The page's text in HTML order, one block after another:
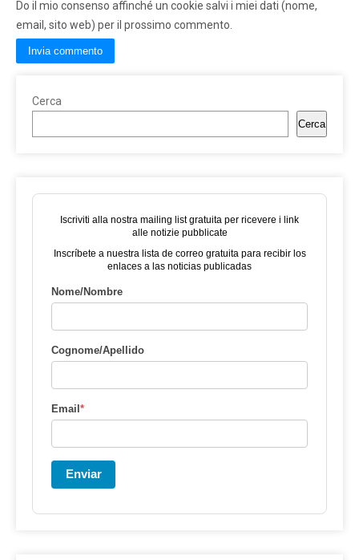
Do il mio consenso affinché un cookie salvi i miei dati (nome,
email, sito web) per il prossimo commento.
Cerca
Cerca
Iscriviti alla nostra mailing list gratuita per ricevere i link
alle notizie pubblicate
Inscríbete a nuestra lista de correo gratuita para recibir los
enlaces a las noticias publicadas
Nome/Nombre
Cognome/Apellido
Email*
Enviar